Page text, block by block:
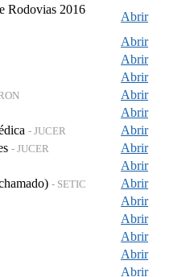
Rodovias 2016
Abrir
Abrir
Abrir
Abrir
Abrir
Abrir
- JUCER
Abrir
- JUCER
Abrir
Abrir
- SETIC
Abrir
Abrir
Abrir
Abrir
Abrir
Abrir